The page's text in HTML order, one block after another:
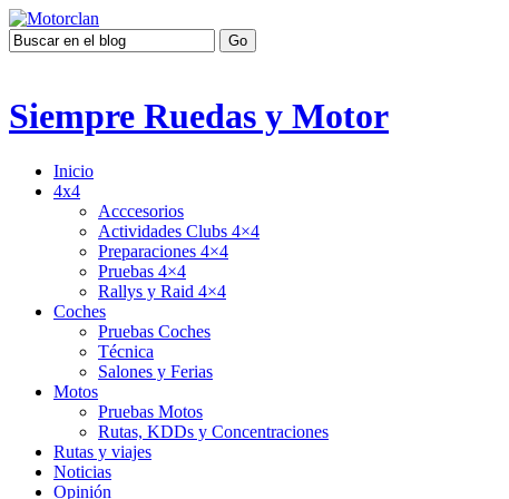
Siempre Ruedas y Motor
Inicio
4x4
Acccesorios
Actividades Clubs 4×4
Preparaciones 4×4
Pruebas 4×4
Rallys y Raid 4×4
Coches
Pruebas Coches
Técnica
Salones y Ferias
Motos
Pruebas Motos
Rutas, KDDs y Concentraciones
Rutas y viajes
Noticias
Opinión